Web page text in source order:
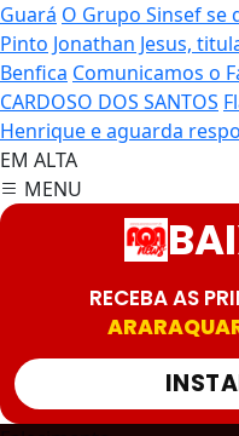
Guará O Grupo Sinsef se
Pinto Jonathan Jesus,
Benfica Comunicamos o
CARDOSO DOS SANTOS
Henrique e aguarda
EM ALTA
MENU
RECEBA AS